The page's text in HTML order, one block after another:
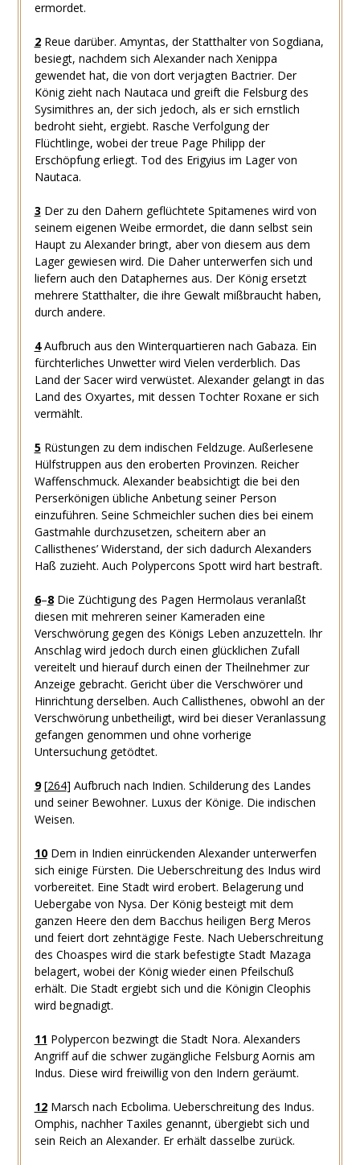
ermordet.
2Reue darüber. Amyntas, der Statthalter von Sogdiana,
besiegt, nachdem sich Alexander nach Xenippa
gewendet hat, die von dort verjagten Bactrier. Der
König zieht nach Nautaca und greift die Felsburg des
Sysimithres an, der sich jedoch, als er sich ernstlich
bedroht sieht, ergiebt. Rasche Verfolgung der
Flüchtlinge, wobei der treue Page Philipp der
Erschöpfung erliegt. Tod des Erigyius im Lager von
Nautaca.
3 Der zu den Dahern geflüchtete Spitamenes wird von
seinem eigenen Weibe ermordet, die dann selbst sein
Haupt zu Alexander bringt, aber von diesem aus dem
Lager gewiesen wird. Die Daher unterwerfen sich und
liefern auch den Dataphernes aus. Der König ersetzt
mehrere Statthalter, die ihre Gewalt mißbraucht haben,
durch andere.
4Aufbruch aus den Winterquartieren nach Gabaza. Ein
fürchterliches Unwetter wird Vielen verderblich. Das
Land der Sacer wird verwüstet. Alexander gelangt in das
Land des Oxyartes, mit dessen Tochter Roxane er sich
vermählt.
5Rüstungen zu dem indischen Feldzuge. Außerlesene
Hülfstruppen aus den eroberten Provinzen. Reicher
Waffenschmuck. Alexander beabsichtigt die bei den
Perserkönigen übliche Anbetung seiner Person
einzuführen. Seine Schmeichler suchen dies bei einem
Gastmahle durchzusetzen, scheitern aber an
Callisthenes’ Widerstand, der sich dadurch Alexanders
Haß zuzieht. Auch Polypercons Spott wird hart bestraft.
6–8Die Züchtigung des Pagen Hermolaus veranlaßt
diesen mit mehreren seiner Kameraden eine
Verschwörung gegen des Königs Leben anzuzetteln. Ihr
Anschlag wird jedoch durch einen glücklichen Zufall
vereitelt und hierauf durch einen der Theilnehmer zur
Anzeige gebracht. Gericht über die Verschwörer und
Hinrichtung derselben. Auch Callisthenes, obwohl an der
Verschwörung unbetheiligt, wird bei dieser Veranlassung
gefangen genommen und ohne vorherige
Untersuchung getödtet.
9 [264] Aufbruch nach Indien. Schilderung des Landes
und seiner Bewohner. Luxus der Könige. Die indischen
Weisen.
10Dem in Indien einrückenden Alexander unterwerfen
sich einige Fürsten. Die Ueberschreitung des Indus wird
vorbereitet. Eine Stadt wird erobert. Belagerung und
Uebergabe von Nysa. Der König besteigt mit dem
ganzen Heere den dem Bacchus heiligen Berg Meros
und feiert dort zehntägige Feste. Nach Ueberschreitung
des Choaspes wird die stark befestigte Stadt Mazaga
belagert, wobei der König wieder einen Pfeilschuß
erhält. Die Stadt ergiebt sich und die Königin Cleophis
wird begnadigt.
11 Polypercon bezwingt die Stadt Nora. Alexanders
Angriff auf die schwer zugängliche Felsburg Aornis am
Indus. Diese wird freiwillig von den Indern geräumt.
12Marsch nach Ecbolima. Ueberschreitung des Indus.
Omphis, nachher Taxiles genannt, übergiebt sich und
sein Reich an Alexander. Er erhält dasselbe zurück.